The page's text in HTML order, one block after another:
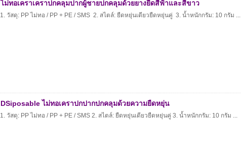
ไม่ทอเคราเคราปกคลุมปากผู้ชายปกคลุมด้วยยางยืดสีฟ้าและสีขาว
1. วัสดุ: PP ไม่ทอ / PP + PE / SMS 2. สไตล์: ยืดหยุ่นเดียวยืดหยุ่นคู่ 3. น้ำหนักกรัม: 10 กรัม ...
DSiposable ไม่ทอเคราปกปากปกคลุมด้วยความยืดหยุ่น
1. วัสดุ: PP ไม่ทอ / PP + PE / SMS 2. สไตล์: ยืดหยุ่นเดียวยืดหยุ่นคู่ 3. น้ำหนักกรัม: 10 กรัม ...